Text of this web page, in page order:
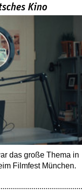
Kino
das große Thema in
Filmfest München.